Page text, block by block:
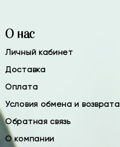
О нас
Личный кабинет
Доставка
Оплата
Условия обмена и возврата
Обратная связь
О компании